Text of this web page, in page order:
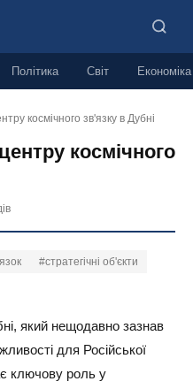
Політика Світ Економіка
космічного зв'язку в Дубні
космічного
#стратегічні об'єкти
який нещодавно зазнав
для Російської
ключову роль у